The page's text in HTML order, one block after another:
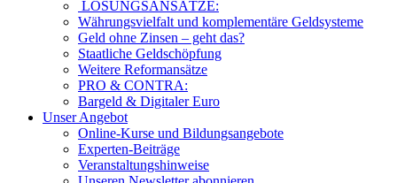
LÖSUNGSANSÄTZE:
Währungsvielfalt und komplementäre Geldsysteme
Geld ohne Zinsen – geht das?
Staatliche Geldschöpfung
Weitere Reformansätze
PRO & CONTRA:
Bargeld & Digitaler Euro
Unser Angebot
Online-Kurse und Bildungsangebote
Experten-Beiträge
Veranstaltungshinweise